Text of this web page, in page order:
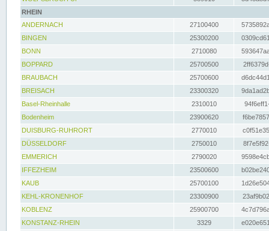
RHEIN
ANDERNACH
27100400
BINGEN
25300200
BONN
2710080
BOPPARD
25700500
BRAUBACH
25700600
BREISACH
23300320
Basel-Rheinhalle
2310010
Bodenheim
23900620
DUISBURG-RUHRORT
2770010
DÜSSELDORF
2750010
EMMERICH
2790020
IFFEZHEIM
23500600
KAUB
25700100
KEHL-KRONENHOF
23300900
KOBLENZ
25900700
KONSTANZ-RHEIN
3329